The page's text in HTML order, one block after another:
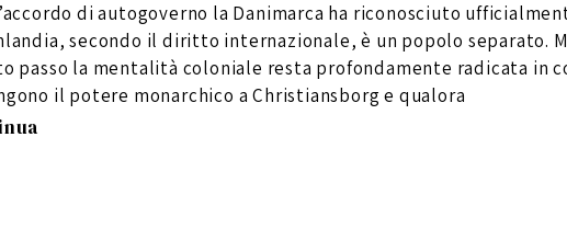
di autogoverno la Danimarca ha riconosciuto
secondo il diritto internazionale, è un popolo separato.
passo la mentalità coloniale resta profondamente radicata in
il potere monarchico a Christiansborg e qualora